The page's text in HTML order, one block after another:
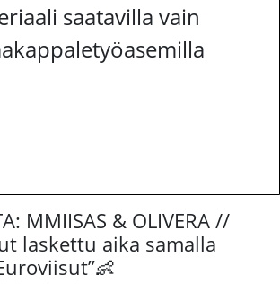
saatavilla vain
MMIISAS & OLIVERA //
laskettu aika samalla